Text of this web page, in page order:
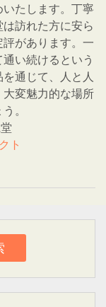
たします。丁寧
訪れた方に安ら
があります。一
い続けるという
通じて、人と人
変魅力的な場所
。
ト